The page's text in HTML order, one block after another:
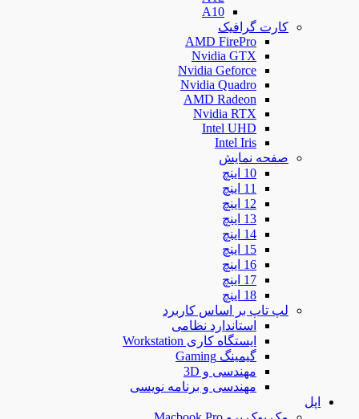
A10
کارت گرافیک
AMD FirePro
Nvidia GTX
Nvidia Geforce
Nvidia Quadro
AMD Radeon
Nvidia RTX
Intel UHD
Intel Iris
صفحه نمایش
10 اینچ
11 اینچ
12 اینچ
13 اینچ
14 اینچ
15 اینچ
16 اینچ
17 اینچ
18 اینچ
لپ تاپ بر اساس کاربرد
استاندارد نظامی
ایستگاه کاری Workstation
گیمینگ Gaming
مهندسی و 3D
مهندسی و برنامه نویسی
اپل